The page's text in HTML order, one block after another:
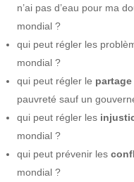
n’ai pas d’eau pour ma
mondial ?
qui peut régler les
mondial ?
qui peut régler le
pauvreté sauf un
qui peut régler les
mondial ?
qui peut prévenir les
mondial ?